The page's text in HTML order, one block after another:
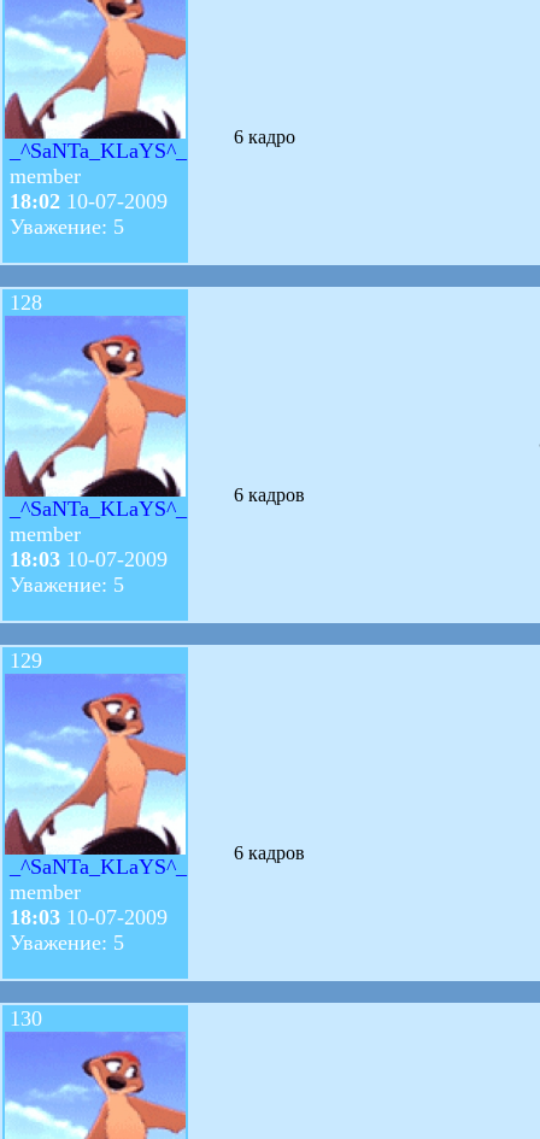
_^SaNTa_KLaYS^_
member
18:02 10-07-2009
Уважение: 5
6 кадро
128
_^SaNTa_KLaYS^_
member
18:03 10-07-2009
Уважение: 5
6 кадров
129
_^SaNTa_KLaYS^_
member
18:03 10-07-2009
Уважение: 5
6 кадров
130